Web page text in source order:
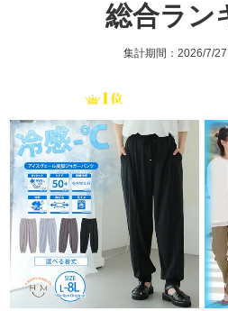
総合ラン
集計期間：2026/7/